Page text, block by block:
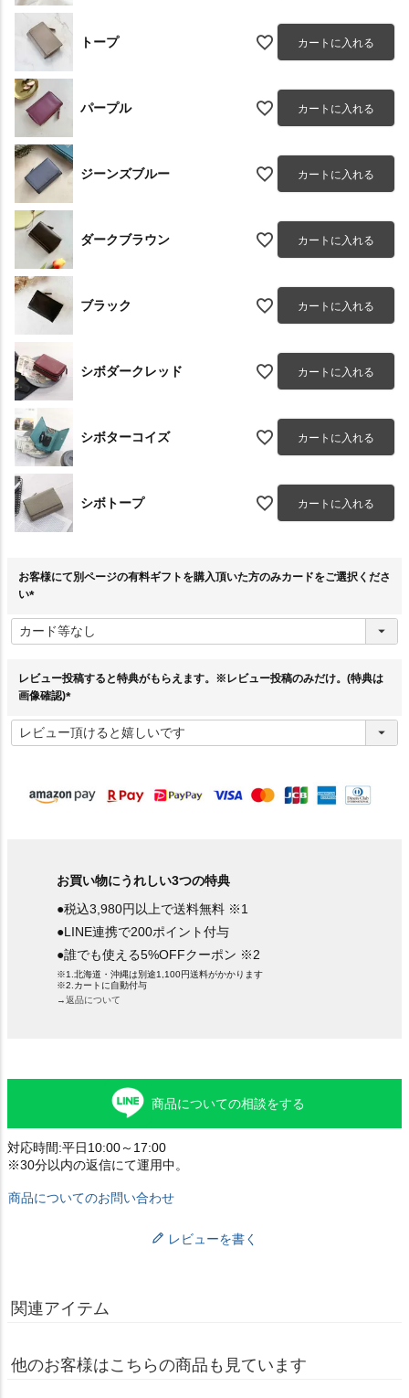
トープ カートに入れる
パープル カートに入れる
ジーンズブルー カートに入れる
ダークブラウン カートに入れる
ブラック カートに入れる
シボダークレッド カートに入れる
シボターコイズ カートに入れる
シボトープ カートに入れる
お客様にて別ページの有料ギフトを購入頂いた方のみカードをご選択くださ
い
必
須
レビュー投稿すると特典がもらえます。※レビュー投稿のみだけ。(特典は
画像確認)
必
須
お買い物にうれしい3つの特典
●税込3,980円以上で送料無料 ※1
●LINE連携で200ポイント付与
●誰でも使える5%OFFクーポン ※2
※1.北海道・沖縄は別途1,100円送料がかかります
※2.カートに自動付与
→返品について
商品についての相談をする
対応時間:平日10:00～17:00
※30分以内の返信にて運用中。
商品についてのお問い合わせ
レビューを書く
関連アイテム
他のお客様はこちらの商品も見ています